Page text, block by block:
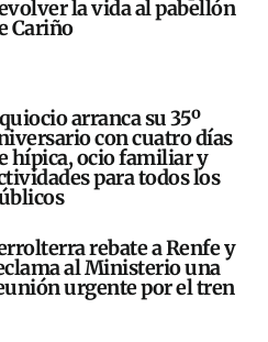
la vida al pabellón
Cariño
arranca su 35º
con cuatro días
hípica, ocio familiar y
para todos los
rebate a Renfe y
al Ministerio una
urgente por el tren